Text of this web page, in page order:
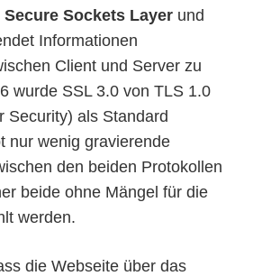
Secure Sockets Layer und
Informationen
Client und Server zu
wurde SSL 3.0 von TLS 1.0
Security) als Standard
nur wenig gravierende
den beiden Protokollen
beide ohne Mängel für die
werden.
die Webseite über das